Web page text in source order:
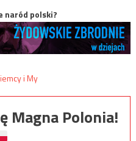
naród polski?
Magna Polonia!